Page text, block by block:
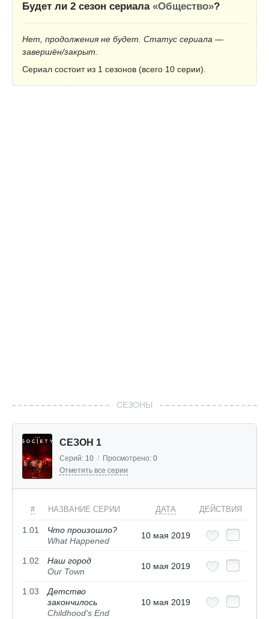
Будет ли 2 сезон сериала «Общество»?
Нет, продолжения не будет. Статус сериала —
завершён/закрыт.
Сериал состоит из 1 сезонов (всего 10 серии).
СЕЗОНЫ
СЕЗОН 1
Серий: 10 / Просмотрено: 0
Отметить все серии
# НАЗВАНИЕ СЕРИИ ДАТА ДЕЙСТВИЯ
1.01
Что произошло?
What Happened
10 мая 2019
1.02
Наш город
Our Town
10 мая 2019
1.03
Детство
закончилось
Childhood's End
10 мая 2019